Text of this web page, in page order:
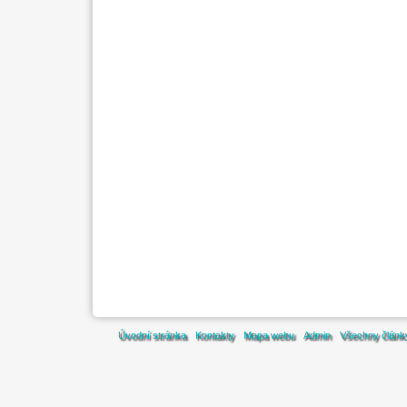
Úvodní stránka Kontakty Mapa webu Admin Všechny